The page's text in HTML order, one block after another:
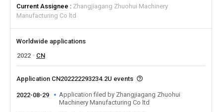
Current Assignee
Zhangjiagang Zhuohui Machinery
Manufacturing Co ltd
Worldwide applications
2022
CN
Application CN202222293234.2U events
2022-08-29
Application filed by Zhangjiagang Zhuohui
Machinery Manufacturing Co ltd